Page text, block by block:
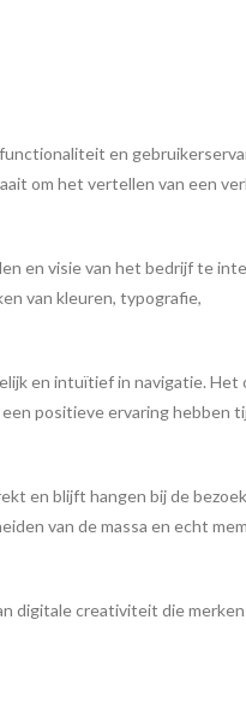
en
om het vertellen van een
en visie van het bedrijf te
van kleuren, typografie,
en intuïtief in navigatie. Het
positieve ervaring hebben
en blijft hangen bij de
van de massa en echt
digitale creativiteit die